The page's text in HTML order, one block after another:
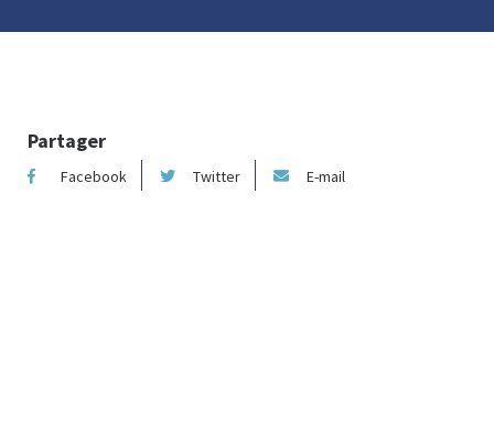
Partager
Facebook Twitter E-mail